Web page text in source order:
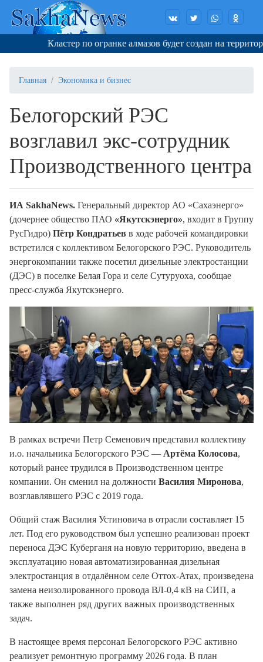
Кластер по огранке алмазов будет создан на
Главная Экономика и бизнес
Белогорский РЭС
возглавил экс-сотрудник
Производственного центра
ИA SakhaNews. Генеральный директор АО «Сахаэнерго»
(дочернее общество ПАО «Якутскэнерго», входит в Группу
РусГидро) Пётр Кондратьев в ходе рабочей командировки
встретился с коллективом Белогорского РЭС. Руководитель
энергокомпании также посетил дизельные электростанции
(ДЭС) в поселке Белая Гора и селе Сутуруоха, сообщае
пресс-служба Якутскэнерго.
В рамках встречи Петр Семенович представил коллективу
и.о. начальника Белогорского РЭС — Артёма Колосова,
который ранее трудился в Производственном центре
компании. Он сменил на должности Василия Миронова,
возглавлявшего РЭС с 2019 года.
Общий стаж Василия Устиновича в отрасли составляет 15
лет. Под его руководством был успешно реализован проект
переноса ДЭС Куберганя на новую территорию, введена в
эксплуатацию новая автоматизированная дизельная
электростанция в отдалённом селе Оттох-Атах, произведена
замена неизолированного провода ВЛ-0,4 кВ на СИП, а
также выполнен ряд других важных производственных
задач.
В настоящее время персонал Белогорского РЭС активно
реализует ремонтную программу 2026 года. В план